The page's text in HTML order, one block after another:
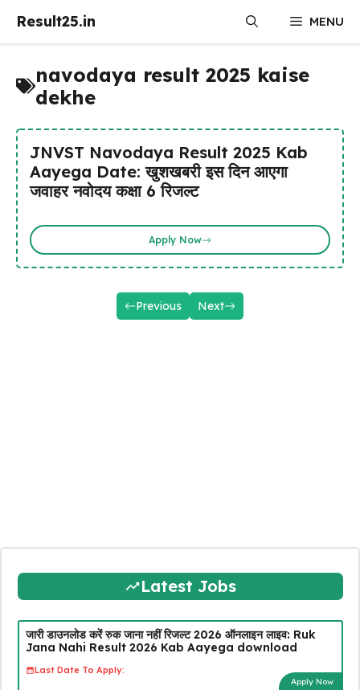
Result25.in MENU
navodaya result 2025 kaise
dekhe
JNVST Navodaya Result 2025 Kab
Aayega Date: खुशखबरी इस दिन आएगा
जवाहर नवोदय कक्षा 6 रिजल्ट
Apply Now
Previous Next
Latest Jobs
जारी डाउनलोड करें रुक जाना नहीं रिजल्ट 2026 ऑनलाइन लाइव: Ruk
Jana Nahi Result 2026 Kab Aayega download
Last Date To Apply:
Apply Now